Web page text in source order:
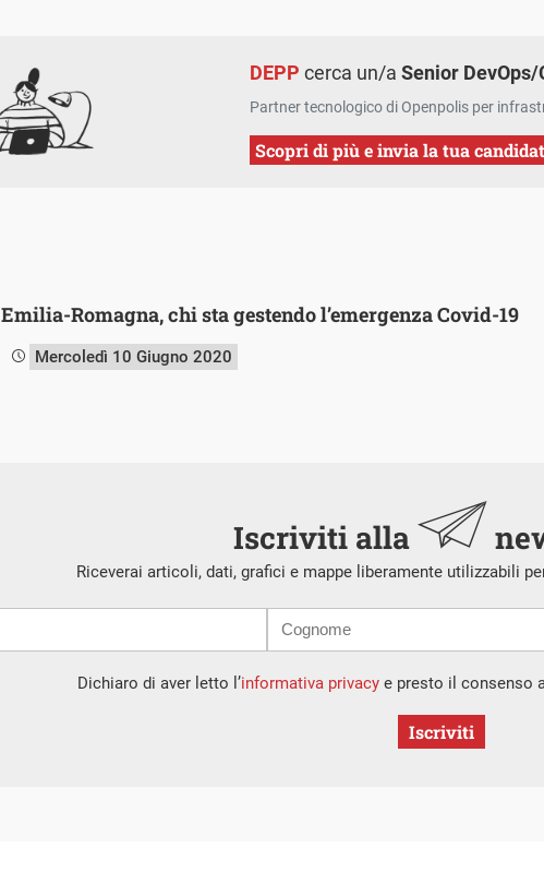
DEPP cerca un/aSenior
Partner tecnologico di Openpolis per
Scopri di più e invia la tua
Emilia-Romagna, chi sta gestendo l’emergenza Covid-19
Mercoledì 10 Giugno 2020
Iscriviti alla
Riceverai articoli, dati, grafici e mappe liberamente utilizzabili
Dichiaro di aver letto l’informativa privacye presto il consenso
Iscriviti